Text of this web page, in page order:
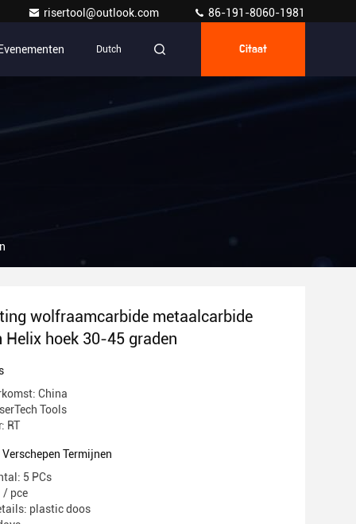
risertool@outlook.com 86-191-8060-1981
Dutch Citaat
wolfraamcarbide metaalcarbide
Helix hoek 30-45 graden
China
Tools
RT
Termijnen
5 PCs
/ pce
plastic doos